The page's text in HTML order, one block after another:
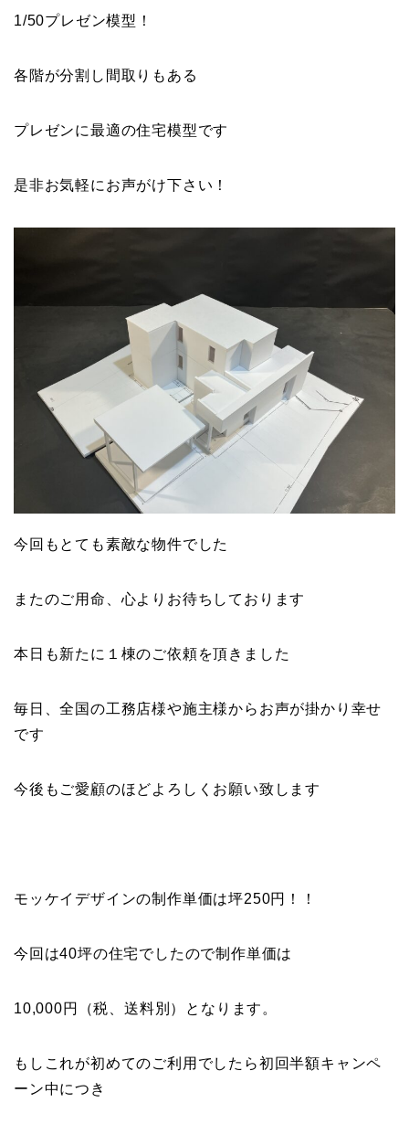
1/50プレゼン模型！
各階が分割し間取りもある
プレゼンに最適の住宅模型です
是非お気軽にお声がけ下さい！
今回もとても素敵な物件でした
またのご用命、心よりお待ちしております
本日も新たに１棟のご依頼を頂きました
毎日、全国の工務店様や施主様からお声が掛かり幸せ
です
今後もご愛顧のほどよろしくお願い致します
モッケイデザインの制作単価は坪250円！！
今回は40坪の住宅でしたので制作単価は
10,000円（税、送料別）となります。
もしこれが初めてのご利用でしたら初回半額キャンペ
ーン中につき